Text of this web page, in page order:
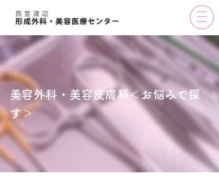
toggle
美容外科・美容皮膚科＜お悩みで探
す＞